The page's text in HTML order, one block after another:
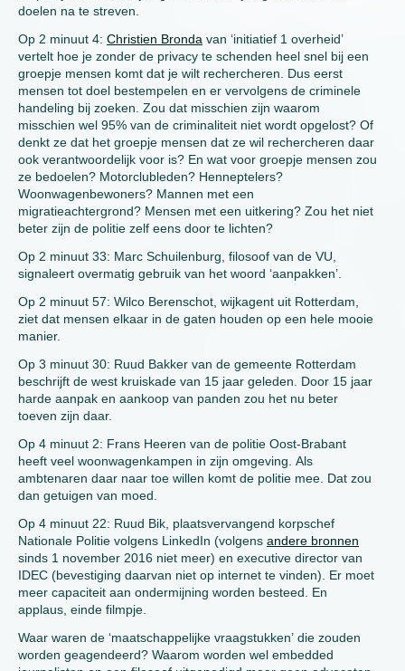
doelen na te streven.
Op 2 minuut 4: Christien Bronda van ‘initiatief 1 overheid’
vertelt hoe je zonder de privacy te schenden heel snel bij een
groepje mensen komt dat je wilt rechercheren. Dus eerst
mensen tot doel bestempelen en er vervolgens de criminele
handeling bij zoeken. Zou dat misschien zijn waarom
misschien wel 95% van de criminaliteit niet wordt opgelost? Of
denkt ze dat het groepje mensen dat ze wil rechercheren daar
ook verantwoordelijk voor is? En wat voor groepje mensen zou
ze bedoelen? Motorclubleden? Henneptelers?
Woonwagenbewoners? Mannen met een
migratieachtergrond? Mensen met een uitkering? Zou het niet
beter zijn de politie zelf eens door te lichten?
Op 2 minuut 33: Marc Schuilenburg, filosoof van de VU,
signaleert overmatig gebruik van het woord ‘aanpakken’.
Op 2 minuut 57: Wilco Berenschot, wijkagent uit Rotterdam,
ziet dat mensen elkaar in de gaten houden op een hele mooie
manier.
Op 3 minuut 30: Ruud Bakker van de gemeente Rotterdam
beschrijft de west kruiskade van 15 jaar geleden. Door 15 jaar
harde aanpak en aankoop van panden zou het nu beter
toeven zijn daar.
Op 4 minuut 2: Frans Heeren van de politie Oost-Brabant
heeft veel woonwagenkampen in zijn omgeving. Als
ambtenaren daar naar toe willen komt de politie mee. Dat zou
dan getuigen van moed.
Op 4 minuut 22: Ruud Bik, plaatsvervangend korpschef
Nationale Politie volgens LinkedIn (volgens andere bronnen
sinds 1 november 2016 niet meer) en executive director van
IDEC (bevestiging daarvan niet op internet te vinden). Er moet
meer capaciteit aan ondermijning worden besteed. En
applaus, einde filmpje.
Waar waren de ‘maatschappelijke vraagstukken’ die zouden
worden geagendeerd? Waarom worden wel embedded